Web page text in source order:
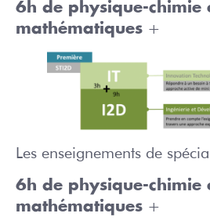
6h de physique-chimie
mathématiques +
Les enseignements de
6h de physique-chimie
mathématiques +